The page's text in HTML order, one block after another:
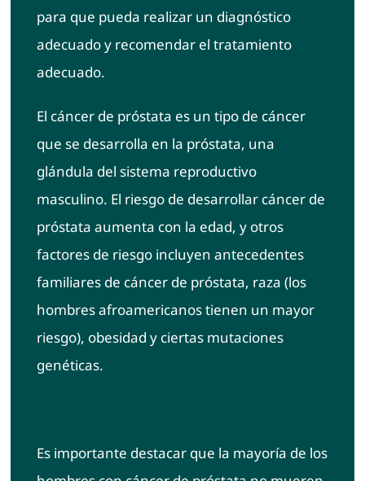
para que pueda realizar un diagnóstico
adecuado y recomendar el tratamiento
adecuado.
El cáncer de próstata es un tipo de cáncer
que se desarrolla en la próstata, una
glándula del sistema reproductivo
masculino. El riesgo de desarrollar cáncer de
próstata aumenta con la edad, y otros
factores de riesgo incluyen antecedentes
familiares de cáncer de próstata, raza (los
hombres afroamericanos tienen un mayor
riesgo), obesidad y ciertas mutaciones
genéticas.
Es importante destacar que la mayoría de los